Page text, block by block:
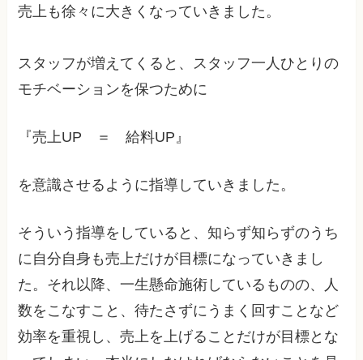
売上も徐々に大きくなっていきました。
スタッフが増えてくると、スタッフ一人ひとりの
モチベーションを保つために
『売上UP ＝ 給料UP』
を意識させるように指導していきました。
そういう指導をしていると、知らず知らずのうち
に自分自身も売上だけが目標になっていきまし
た。それ以降、一生懸命施術しているものの、人
数をこなすこと、待たさずにうまく回すことなど
効率を重視し、売上を上げることだけが目標とな